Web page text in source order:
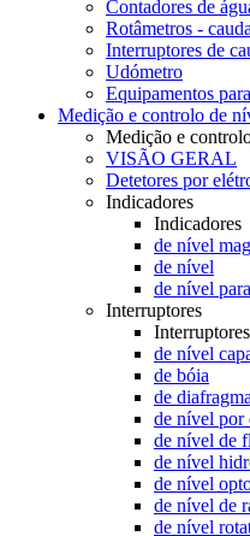
Contadores de
Rotâmetros -
Interruptores de
Udómetro
Equipamentos
Medição e controlo de
Medição e
VISÃO GERAL
Detetores por
Indicadores
Indicadores
de nível
de nível
de nível
Interruptores
Interruptores
de nível
de bóia
de diafragma
de nível por
de nível de
de nível
de nível
de nível de
de nível